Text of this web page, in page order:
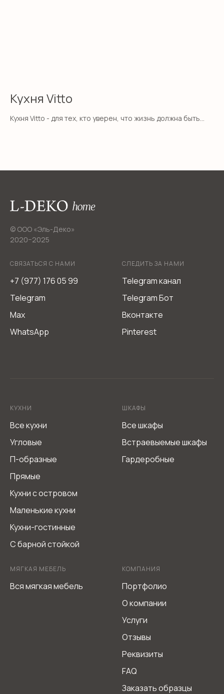
Кухня Vitto
Кухня Vitto - для тех, кто уверен, что жизнь должна быть
© ООО «Эль-Деко»
2020−2025
СВЯЗАТЬСЯ С НАМИ
+7 (977) 176 05 99
Telegram
Max
WhatsApp
СЛЕДИТЬ ЗА НАМИ
Telegram канал
Telegram Бот
Вконтакте
Pinterest
КУХНИ
Все кухни
Угловые
П-образные
Прямые
Кухни с островом
Маленькие кухни
Кухни-гостинные
С барной стойкой
ШКАФЫ
Все шкафы
Встраевыемые шкафы
Гардеробные
МЯГКАЯ МЕБЕЛЬ
Вся мягкая мебель
КОМПАНИЯ
Портфолио
О компании
Услуги
Отзывы
Реквизиты
FAQ
Заказать образцы
Мебель из Италии L-DEKO Company